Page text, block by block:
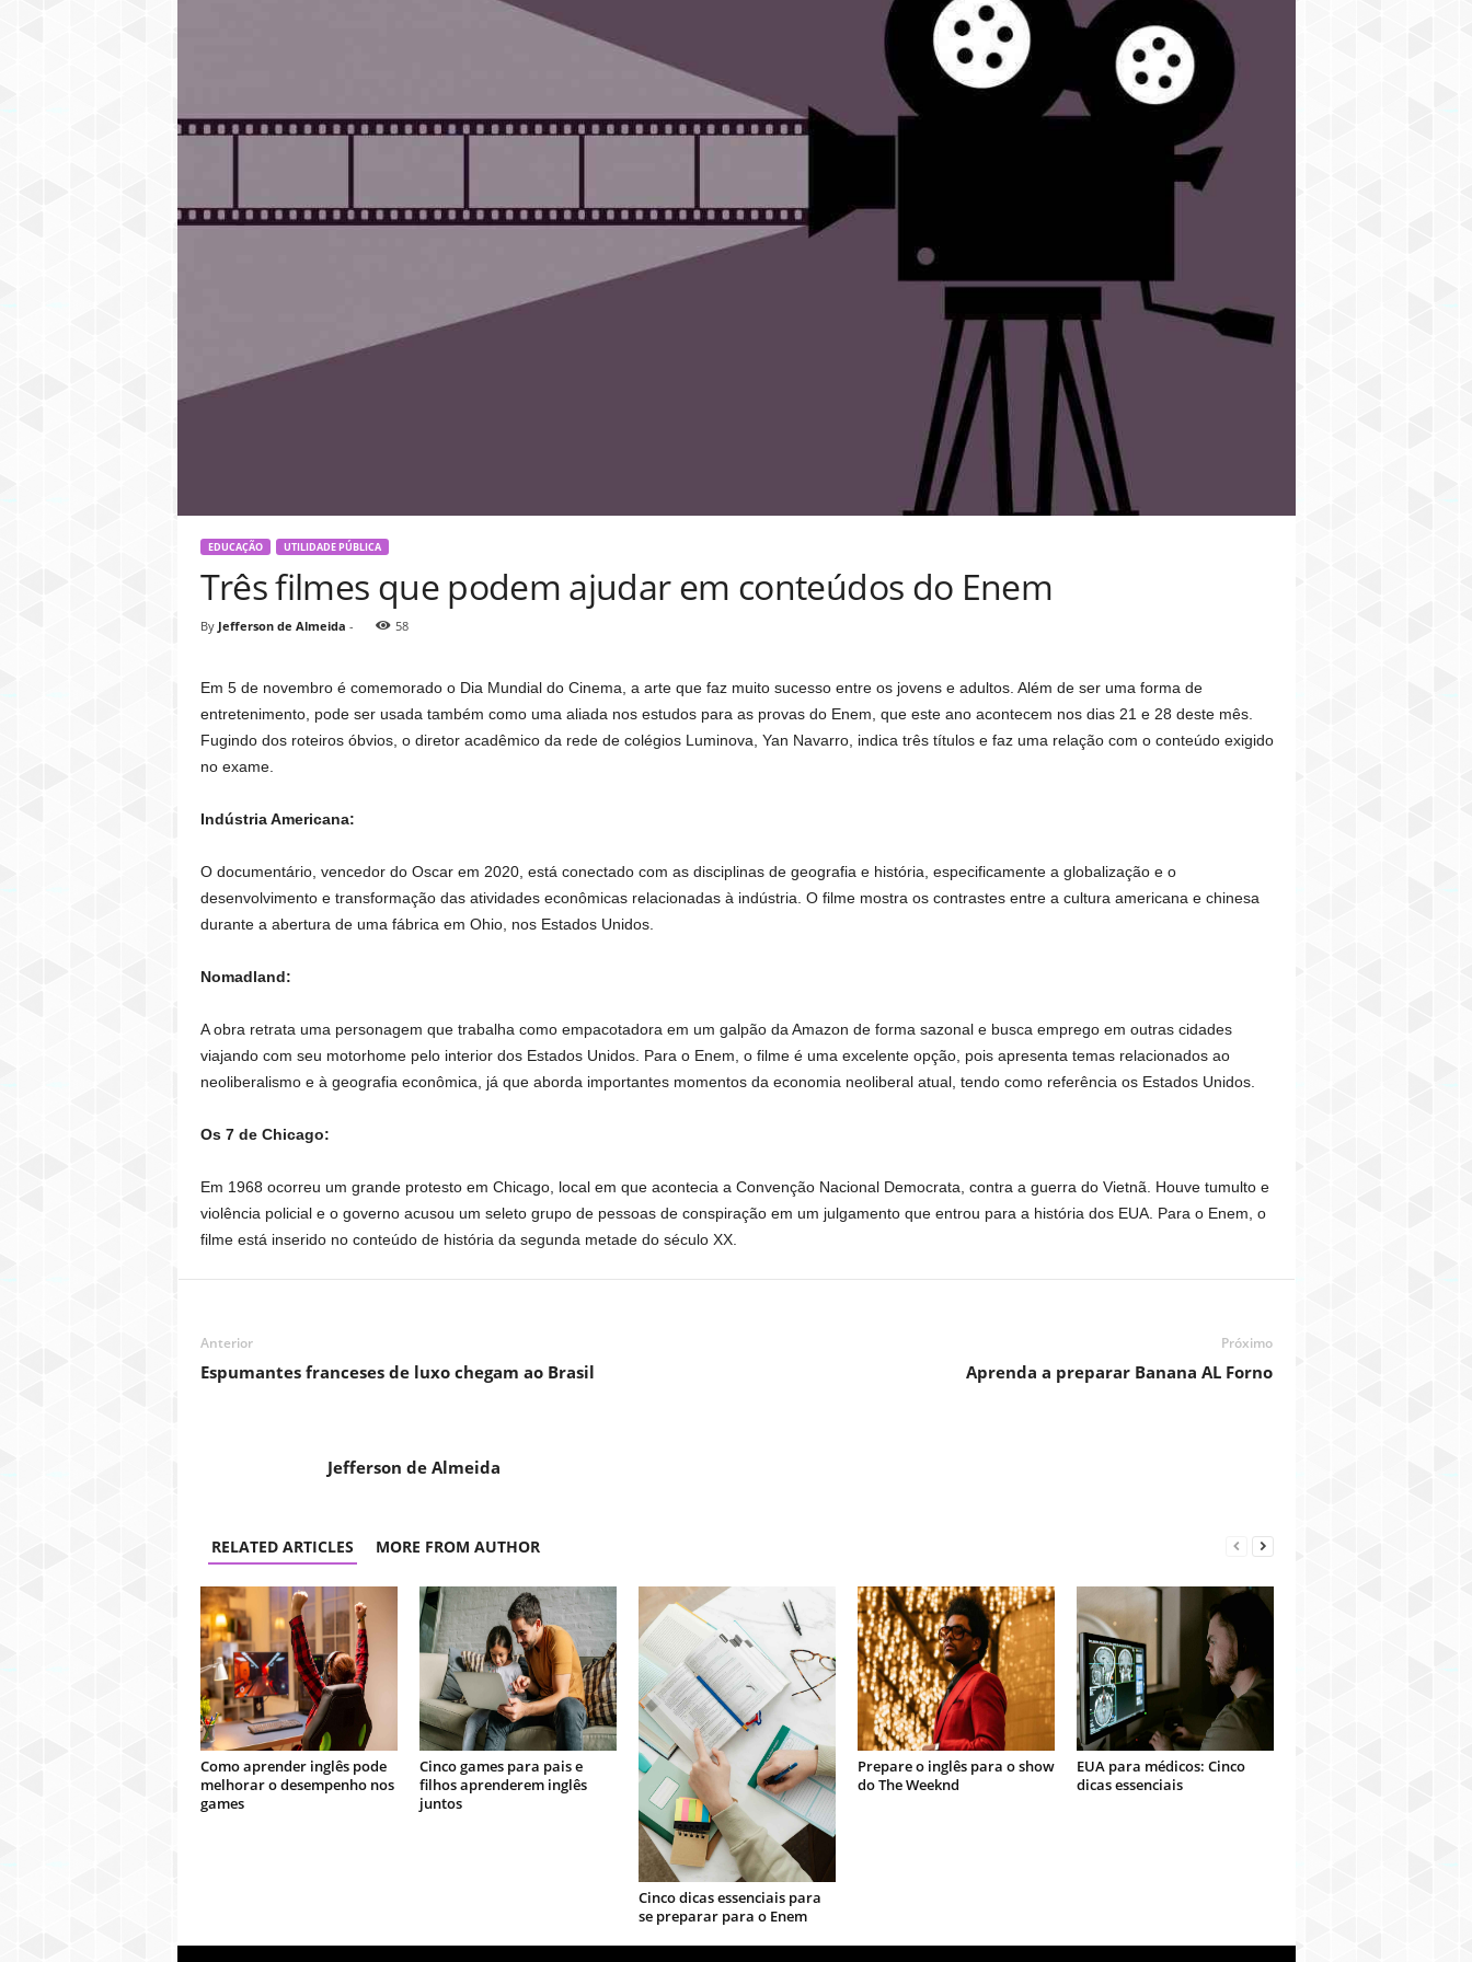
EDUCAÇÃO UTILIDADE PÚBLICA
Três filmes que podem ajudar em conteúdos do Enem
By Jefferson de Almeida - 58
Em 5 de novembro é comemorado o Dia Mundial do Cinema, a arte que faz muito sucesso entre os jovens e adultos. Além de ser uma forma de
entretenimento, pode ser usada também como uma aliada nos estudos para as provas do Enem, que este ano acontecem nos dias 21 e 28 deste mês.
Fugindo dos roteiros óbvios, o diretor acadêmico da rede de colégios Luminova, Yan Navarro, indica três títulos e faz uma relação com o conteúdo exigido
no exame.
Indústria Americana:
O documentário, vencedor do Oscar em 2020, está conectado com as disciplinas de geografia e história, especificamente a globalização e o
desenvolvimento e transformação das atividades econômicas relacionadas à indústria. O filme mostra os contrastes entre a cultura americana e chinesa
durante a abertura de uma fábrica em Ohio, nos Estados Unidos.
Nomadland:
A obra retrata uma personagem que trabalha como empacotadora em um galpão da Amazon de forma sazonal e busca emprego em outras cidades
viajando com seu motorhome pelo interior dos Estados Unidos. Para o Enem, o filme é uma excelente opção, pois apresenta temas relacionados ao
neoliberalismo e à geografia econômica, já que aborda importantes momentos da economia neoliberal atual, tendo como referência os Estados Unidos.
Os 7 de Chicago:
Em 1968 ocorreu um grande protesto em Chicago, local em que acontecia a Convenção Nacional Democrata, contra a guerra do Vietnã. Houve tumulto e
violência policial e o governo acusou um seleto grupo de pessoas de conspiração em um julgamento que entrou para a história dos EUA. Para o Enem, o
filme está inserido no conteúdo de história da segunda metade do século XX.
Anterior
Espumantes franceses de luxo chegam ao Brasil
Próximo
Aprenda a preparar Banana AL Forno
Jefferson de Almeida
RELATED ARTICLES MORE FROM AUTHOR
Como aprender inglês pode
melhorar o desempenho nos
games
Cinco games para pais e
filhos aprenderem inglês
juntos
Cinco dicas essenciais para
se preparar para o Enem
Prepare o inglês para o show
do The Weeknd
EUA para médicos: Cinco
dicas essenciais